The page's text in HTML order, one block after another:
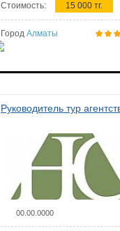
Стоимость: 15 000 тг.
Город Алматы
Руководитель тур
00.00.0000